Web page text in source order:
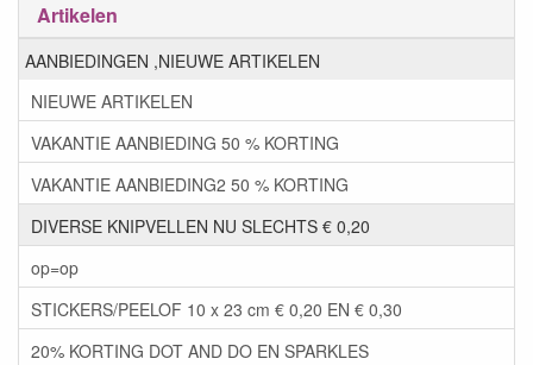
Artikelen
AANBIEDINGEN ,NIEUWE ARTIKELEN
NIEUWE ARTIKELEN
VAKANTIE AANBIEDING 50 % KORTING
VAKANTIE AANBIEDING2 50 % KORTING
DIVERSE KNIPVELLEN NU SLECHTS € 0,20
op=op
STICKERS/PEELOF 10 x 23 cm € 0,20 EN € 0,30
20% KORTING DOT AND DO EN SPARKLES